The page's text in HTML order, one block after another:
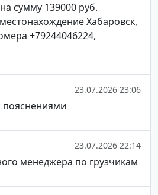
сумму 139000 руб.
Хабаровск,
+79244046224,
23.07.2026 23:06
23.07.2026 22:14
менеджера по грузчикам